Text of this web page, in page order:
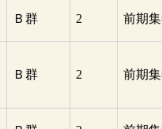
Ｂ群 2 前期
Ｂ群 2 前期